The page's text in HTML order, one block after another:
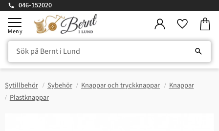
Meny
046-152020
Sytillbehör Sybehör Knappar och tryckknappar
Knappar
Plastknappar